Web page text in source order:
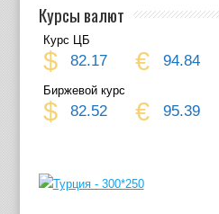
Курсы валют
Курс ЦБ
$ 82.17 € 94.84
Биржевой курс
$ 82.52 € 95.39